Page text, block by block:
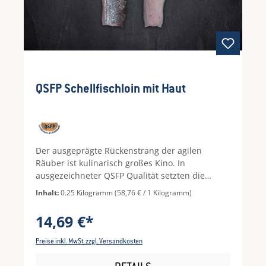
QSFP Schellfischloin mit Haut
Der ausgeprägte Rückenstrang der agilen
Räuber ist kulinarisch großes Kino. In
ausgezeichneter QSFP Qualität setzten die
Köstlichkeiten aus der Dorsch-Familie auf
mineralisch würzigen Eigengeschmack.
Fleisch Seite an Seite mit buttrigen Kartoffeln,
cremigen Dips und knackigen Gurken mit Dill
Inhalt:0.25 Kilogramm(58,76 € / 1 Kilogramm)
14,69 €*
Preise inkl. MwSt. zzgl. Versandkosten